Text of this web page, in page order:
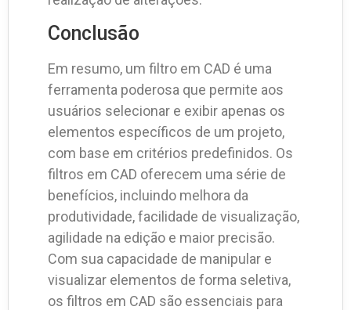
Conclusão
Em resumo, um filtro em CAD é uma
ferramenta poderosa que permite aos
usuários selecionar e exibir apenas os
elementos específicos de um projeto,
com base em critérios predefinidos. Os
filtros em CAD oferecem uma série de
benefícios, incluindo melhora da
produtividade, facilidade de visualização,
agilidade na edição e maior precisão.
Com sua capacidade de manipular e
visualizar elementos de forma seletiva,
os filtros em CAD são essenciais para